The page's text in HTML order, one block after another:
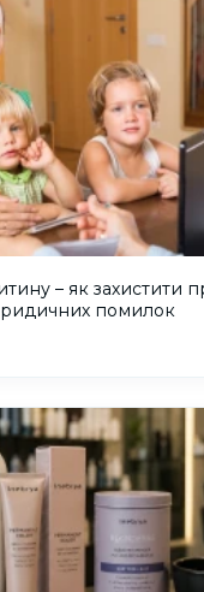
– як захистити
помилок